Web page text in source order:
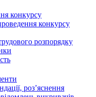
конкурсу
конкурсу
розпорядку
роз’яснення